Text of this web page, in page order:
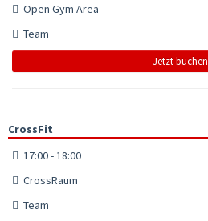
Open Gym Area
Team
Jetzt buchen
CrossFit
17:00 - 18:00
CrossRaum
Team